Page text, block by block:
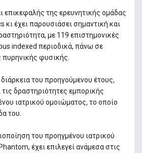
επικεφαλής της ερευνητικής ομάδας
κι έχει παρουσιάσει σημαντική και
με 119 επιστημονικές
indexed περιοδικά, πάνω σε
φυσικής.
του προηγούμενου έτους,
τις δραστηριότητες εμπορικής
ιατρικού ομοιώματος, το οποίο
του.
του προηγμένου ιατρικού
έχει επιλεγεί ανάμεσα στις